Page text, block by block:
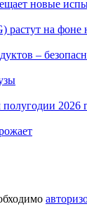
новые
на фоне
–
2026